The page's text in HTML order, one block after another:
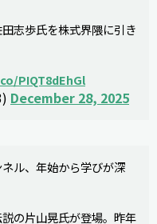
志歩氏を株式界隈に引き
PIQT8dEhGl
December 28, 2025
ル、年始から学びが深
の片山晃氏が登場。昨年